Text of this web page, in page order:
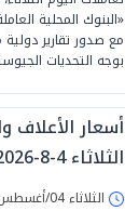
«البنوك المحلية
مع صدور تقارير
بوجه التحديات
أسعار الأعلاف
الثلاثاء 4-8-2026
الثلاثاء 04/أغسطس/2026 - 10:00 ص